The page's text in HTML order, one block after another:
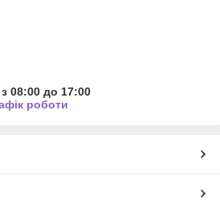
08:00 до 17:00
роботи